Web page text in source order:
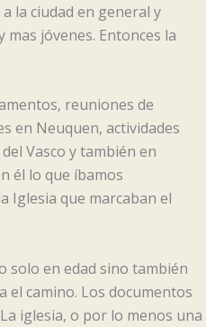
la ciudad en general y
jóvenes. Entonces la
reuniones de
en Neuquen, actividades
Vasco y también en
él lo que íbamos
Iglesia que marcaban el
solo en edad sino también
el camino. Los documentos
iglesia, o por lo menos una